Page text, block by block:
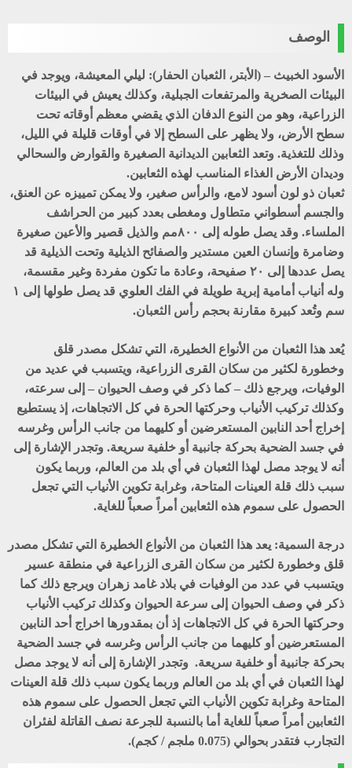
الوصف
الأسود الخبيث – (الأبتر، الثعبان الحفار): ليلي المعيشة، ويوجد في
البيئات الصخرية والمرتفعات الجبلية، وكذلك يعيش في البيئات
الزراعية، وهو من النوع الدفان الذي يقضي معظم أوقاته تحت
سطح الأرض، ولا يظهر على السطح إلا في أوقات قليلة في الليل،
وذلك للتغذية. وتعد الثعابين الديدانية الصغيرة والقوارض والسحالي
وديدان الأرض الغذاء المناسب لهذه الثعابين.
ثعبان ذو لون أسود لامع، والرأس صغير، ولا يمكن تمييزه عن العنق،
والجسم أسطواني متطاول ومغطى بعدد كبير من الحراشف
الملساء. وقد يصل طوله إلى ٨٠٠مم والذيل قصير والأعين صغيرة
وضامرة وإنسان العين مستدير والصفائح الذيلية وتحت الذيلية قد
يصل عددها إلى ۲۰ صفيحة، وعادة ما تكون مفردة وغير مقسمة،
وله أنياب أمامية إبرية طويلة في الفك العلوي قد يصل طولها إلى ١
سم وتُعد كبيرة مقارنة بحجم رأس الثعبان.
يُعد هذا الثعبان من الأنواع الخطيرة، التي تشكل مصدر قلق
وخطورة لكثير من سكان القرى الزراعية، ويتسبب في عديد من
الوفيات، ويرجع ذلك – كما ذكر في وصف الحيوان – إلى سرعته،
وكذلك تركيب الأنياب وحركتها الحرة في كل الاتجاهات، إذ يستطيع
إخراج أحد النابين المستعرضين أو كليهما من جانب الرأس وغرسه
في جسد الضحية بحركة جانبية أو خلفية سريعة. وتجدر الإشارة إلى
أنه لا يوجد مصل لهذا الثعبان في أي بلد من العالم، وربما يكون
سبب ذلك قلة العينات المتاحة، وغرابة تكوين الأنياب التي تجعل
الحصول على سموم هذه الثعابين أمراً صعباً للغاية.
درجة السمية: يعد هذا الثعبان من الأنواع الخطيرة التي تشكل مصدر
قلق وخطورة لكثير من سكان القرى الزراعية في منطقة عسير
ويتسبب في عدد من الوفيات في بلاد غامد زهران ويرجع ذلك كما
ذكر في وصف الحيوان إلى سرعة الحيوان وكذلك تركيب الأنياب
وحركتها الحرة في كل الاتجاهات إذ أن بمقدورها اخراج أحد النابين
المستعرضين أو كليهما من جانب الرأس وغرسه في جسد الضحية
بحركة جانبية أو خلفية سريعة. وتجدر الإشارة إلى أنه لا يوجد مصل
لهذا الثعبان في أي بلد من العالم وربما يكون سبب ذلك قلة العينات
المتاحة وغرابة تكوين الأنياب التي تجعل الحصول على سموم هذه
الثعابين أمراً صعباً للغاية أما بالنسبة للجرعة نصف القاتلة لفئران
التجارب فتقدر بحوالي (0.075 ملجم / كجم).